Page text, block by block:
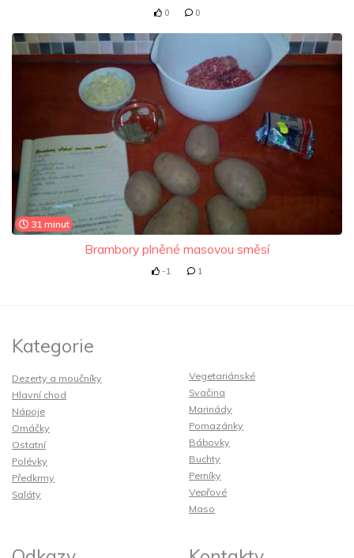
0 0
31 minut
Brambory plněné masovou směsí
-1 1
Kategorie
Dezerty a moučníky
Hlavní chod
Nápoje
Omáčky
Ostatní
Polévky
Předkrmy
Saláty
Vegetariánské
Svačina
Marinády
Pomazánky
Bábovky
Buchty
Perníky
Vepřové
Maso